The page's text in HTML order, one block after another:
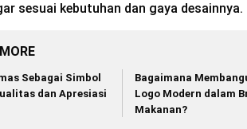
sesuai kebutuhan dan gaya desainnya.
Sebagai Simbol
dan Apresiasi
Bagaimana
Logo Modern dalam
Makanan?